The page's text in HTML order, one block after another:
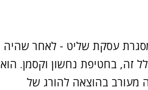
23 שנים בכלא הישראלי ושוחרר בשנת 2011, במסגרת עסקת שליט - לאחר שהיה
זה, בחטיפת נחשון וקסמן. הוא
מעורב בהוצאה להורג של